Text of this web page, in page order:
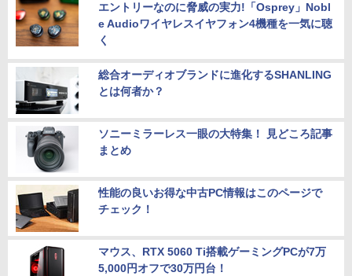
エントリーなのに脅威の実力!「Osprey」Nobl
e Audioワイヤレスイヤフォン4機種を一気に聴
く
総合オーディオブランドに進化するSHANLING
とは何者か？
ソニーミラーレス一眼の大特集！ 見どころ記事
まとめ
性能の良いお得な中古PC情報はこのページで
チェック！
マウス、RTX 5060 Ti搭載ゲーミングPCが7万
5,000円オフで30万円台！